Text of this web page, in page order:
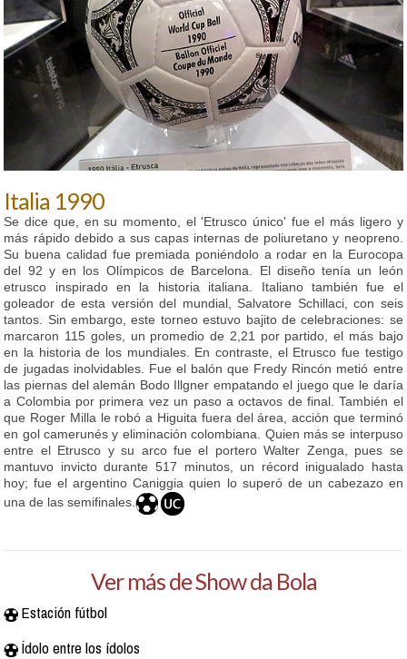
Italia 1990
Se dice que, en su momento, el 'Etrusco único' fue el más ligero y
más rápido debido a sus capas internas de poliuretano y neopreno.
Su buena calidad fue premiada poniéndolo a rodar en la Eurocopa
del 92 y en los Olímpicos de Barcelona. El diseño tenía un león
etrusco inspirado en la historia italiana. Italiano también fue el
goleador de esta versión del mundial, Salvatore Schillaci, con seis
tantos. Sin embargo, este torneo estuvo bajito de celebraciones: se
marcaron 115 goles, un promedio de 2,21 por partido, el más bajo
en la historia de los mundiales. En contraste, el Etrusco fue testigo
de jugadas inolvidables. Fue el balón que Fredy Rincón metió entre
las piernas del alemán Bodo Illgner empatando el juego que le daría
a Colombia por primera vez un paso a octavos de final. También el
que Roger Milla le robó a Higuita fuera del área, acción que terminó
en gol camerunés y eliminación colombiana. Quien más se interpuso
entre el Etrusco y su arco fue el portero Walter Zenga, pues se
mantuvo invicto durante 517 minutos, un récord inigualado hasta
hoy; fue el argentino Caniggia quien lo superó de un cabezazo en
una de las semifinales.
Ver más de Show da Bola
Estación fútbol
Ídolo entre los ídolos